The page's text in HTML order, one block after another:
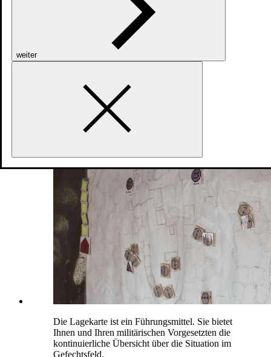
weiter
Mithilfe eines taktischen Geländesandkastens
werden verschiedene Gefechtslagen erläutert und
nach der Übung ausgewertet, damit Sie im
Training sicher handeln können
Die Lagekarte ist ein Führungsmittel. Sie bietet
Ihnen und Ihren militärischen Vorgesetzten die
kontinuierliche Übersicht über die Situation im
Gefechtsfeld.